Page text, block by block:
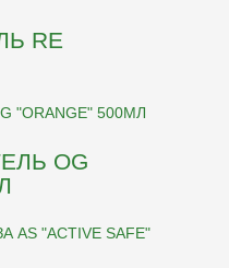
RE
OG